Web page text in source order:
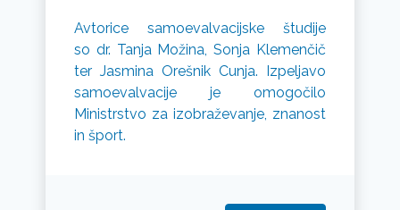
Avtorice samoevalvacijske študije
so dr. Tanja Možina, Sonja Klemenčič
ter Jasmina Orešnik Cunja. Izpeljavo
samoevalvacije je omogočilo
Ministrstvo za izobraževanje, znanost
in šport.